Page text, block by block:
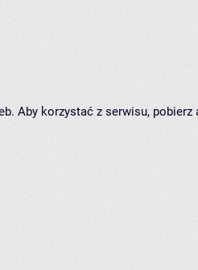
Aby korzystać z serwisu,